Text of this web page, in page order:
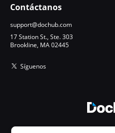
Contáctanos
support@dochub.com
17 Station St., Ste. 303
Brookline, MA 02445
Síguenos